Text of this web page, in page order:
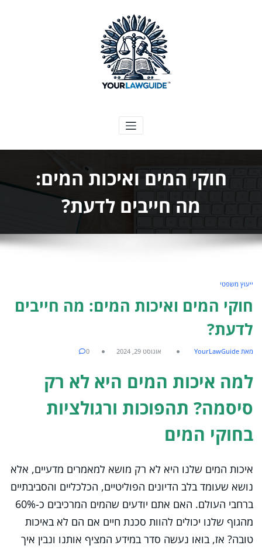
המדריך המשפטי שלך
חוקי המים ואיכות המים:
מה חייבים לדעת?
ייעוץ משפטי
חוקי המים ואיכות המים: מה חייבים
לדעת?
מאת YourLawGuide אוגוסט 29, 2024 0
למה איכות המים היא לא רק
סיסמה? תהפוכות ורגולציות
בחוקי המים
איכות המים שלנו היא לא רק מושא למאמרים מדעיים, אלא
נושא שעומד בלב הדיונים הפוליטיים, הכלכליים והסביבתיים
ברחבי העולם. האם אתם יודעים שהמים המרכיבים כ-60%
מהגוף שלנו יכולים להוות סכנת חיים אם הם לא באיכות
טובה? אז, בואו נעשה סדר במידע המציף אותנו ונבין איך